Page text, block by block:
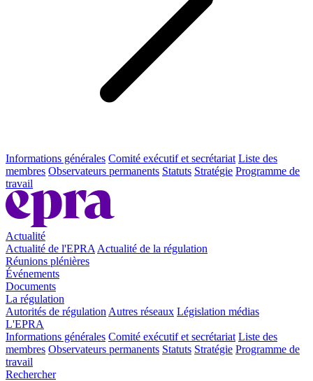
Informations générales Comité exécutif et secrétariat Liste des
membres Observateurs permanents Statuts Stratégie Programme de
travail
Actualité
Actualité de l'EPRA Actualité de la régulation
Réunions plénières
Événements
Documents
La régulation
Autorités de régulation Autres réseaux Législation médias
L'EPRA
Informations générales Comité exécutif et secrétariat Liste des
membres Observateurs permanents Statuts Stratégie Programme de
travail
Rechercher